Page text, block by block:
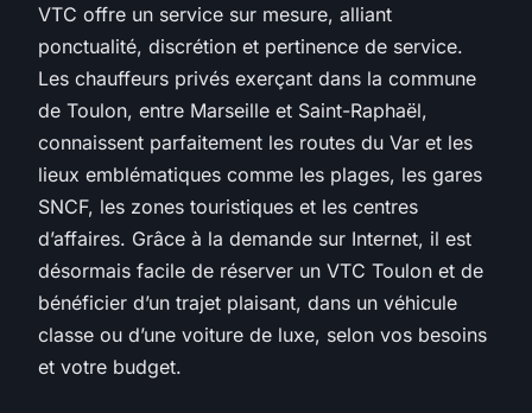
VTC offre un service sur mesure, alliant
ponctualité, discrétion et pertinence de service.
Les chauffeurs privés exerçant dans la commune
de Toulon, entre Marseille et Saint-Raphaël,
connaissent parfaitement les routes du Var et les
lieux emblématiques comme les plages, les gares
SNCF, les zones touristiques et les centres
d’affaires. Grâce à la demande sur Internet, il est
désormais facile de réserver un VTC Toulon et de
bénéficier d’un trajet plaisant, dans un véhicule
classe ou d’une voiture de luxe, selon vos besoins
et votre budget.